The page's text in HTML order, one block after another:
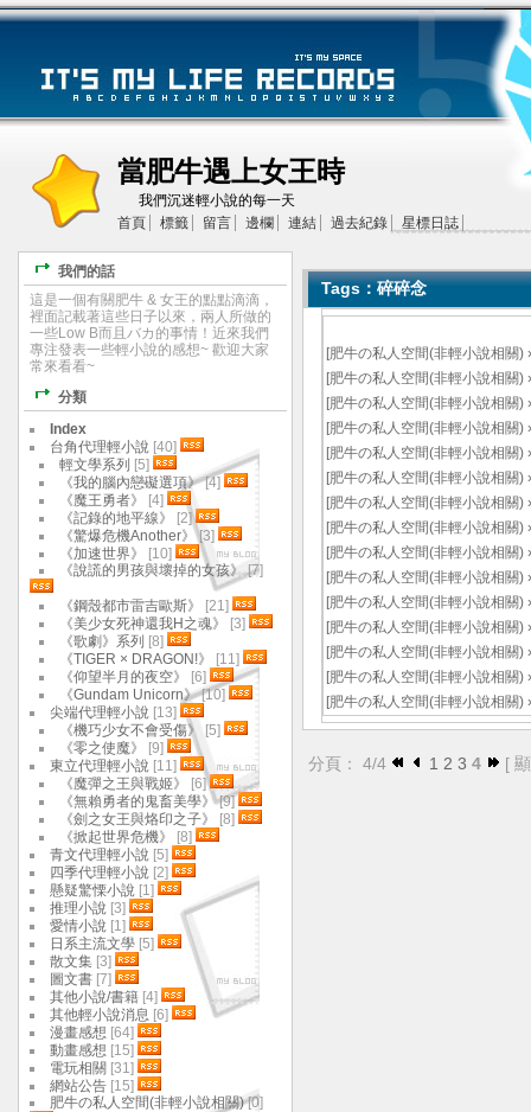
當肥牛遇上女王時
我們沉迷輕小說的每一天
首頁
標籤 留言 邊欄 連結 過去紀錄 星標日誌
Tags：碎碎念
[肥牛の私人空間(非輕小說相關)
[肥牛の私人空間(非輕小說相關)
[肥牛の私人空間(非輕小說相關)
[肥牛の私人空間(非輕小說相關)
[肥牛の私人空間(非輕小說相關)
[肥牛の私人空間(非輕小說相關)
[肥牛の私人空間(非輕小說相關)
[肥牛の私人空間(非輕小說相關)
[肥牛の私人空間(非輕小說相關)
[肥牛の私人空間(非輕小說相關)
[肥牛の私人空間(非輕小說相關)
[肥牛の私人空間(非輕小說相關)
[肥牛の私人空間(非輕小說相關)
[肥牛の私人空間(非輕小說相關)
[肥牛の私人空間(非輕小說相關)
分頁： 4/4 1 2 3 4 [
我們的話
這是一個有關肥牛 & 女王的點點滴滴，
裡面記載著這些日子以來，兩人所做的
一些Low B而且バカ的事情！近來我們
專注發表一些輕小說的感想~ 歡迎大家
常來看看~
分類
Index
台角代理輕小說 [40]
輕文學系列 [5]
《我的腦內戀礙選項》[4]
《魔王勇者》
[4]
《記錄的地平線》
[2]
《驚爆危機Another》[3]
《加速世界》
[10]
《說謊的男孩與壞掉的女孩》[7]
《鋼殼都市雷吉歐斯》
[21]
《美少女死神還我H之魂》
[3]
《歌劇》系列 [8]
《TIGER × DRAGON!》
[11]
《仰望半月的夜空》
[6]
《Gundam Unicorn》[10]
尖端代理輕小說 [13]
《機巧少女不會受傷》
[5]
《零之使魔》
[9]
東立代理輕小說 [11]
《魔彈之王與戰姬》
[6]
《無賴勇者的鬼畜美學》[9]
《劍之女王與烙印之子》
[8]
《掀起世界危機》
[8]
青文代理輕小說 [5]
四季代理輕小說 [2]
懸疑驚慄小說 [1]
推理小說 [3]
愛情小說 [1]
日系主流文學 [5]
散文集 [3]
圖文書 [7]
其他小說/書籍 [4]
其他輕小說消息 [6]
漫畫感想 [64]
動畫感想 [15]
電玩相關 [31]
網站公告 [15]
肥牛の私人空間(非輕小說相關)[0]